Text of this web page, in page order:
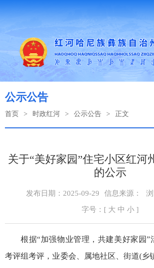
公示公告
首页 > 时政红河 > 公示公告 > 正文
关于“美好家园”住宅小区红河
的公示
发布日期：2025-09-29 信息来源：
字号：[ 大 中 小 ]
根据“加强物业管理，共建美好家园”
考评组考评，业委会、属地社区、街道(乡